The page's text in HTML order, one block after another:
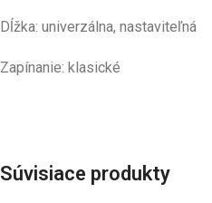
Dĺžka: univerzálna, nastaviteľná
Zapínanie: klasické
Súvisiace produkty